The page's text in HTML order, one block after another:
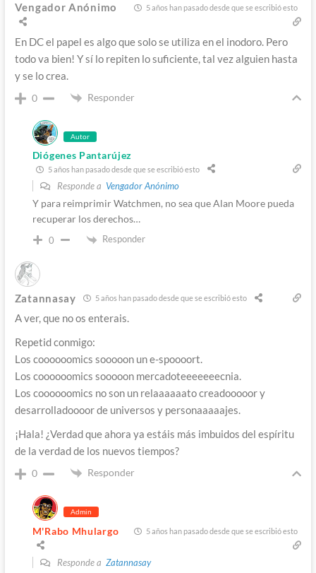
Vengador Anónimo 5 años han pasado desde que se escribió esto
En DC el papel es algo que solo se utiliza en el inodoro. Pero
todo va bien! Y sí lo repiten lo suficiente, tal vez alguien hasta
y se lo crea.
0 Responder
Autor
Diógenes Pantarújez
5 años han pasado desde que se escribió esto
Responde a Vengador Anónimo
Y para reimprimir Watchmen, no sea que Alan Moore pueda
recuperar los derechos…
0 Responder
Zatannasay 5 años han pasado desde que se escribió esto
A ver, que no os enterais.
Repetid conmigo:
Los coooooomics sooooon un e-spoooort.
Los coooooomics sooooon mercadoteeeeeeecnia.
Los coooooomics no son un relaaaaaato creadooooor y
desarrolladoooor de universos y personaaaaajes.
¡Hala! ¿Verdad que ahora ya estáis más imbuidos del espíritu
de la verdad de los nuevos tiempos?
0 Responder
Admin
M'Rabo Mhulargo 5 años han pasado desde que se escribió esto
Responde a Zatannasay